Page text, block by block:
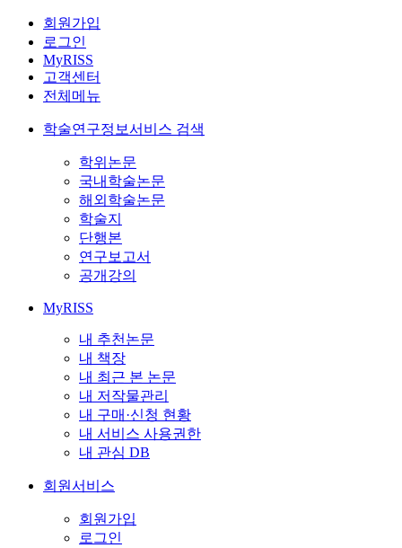
회원가입
로그인
MyRISS
고객센터
전체메뉴
학술연구정보서비스 검색
학위논문
국내학술논문
해외학술논문
학술지
단행본
연구보고서
공개강의
MyRISS
내 추천논문
내 책장
내 최근 본 논문
내 저작물관리
내 구매·신청 현황
내 서비스 사용권한
내 관심 DB
회원서비스
회원가입
로그인